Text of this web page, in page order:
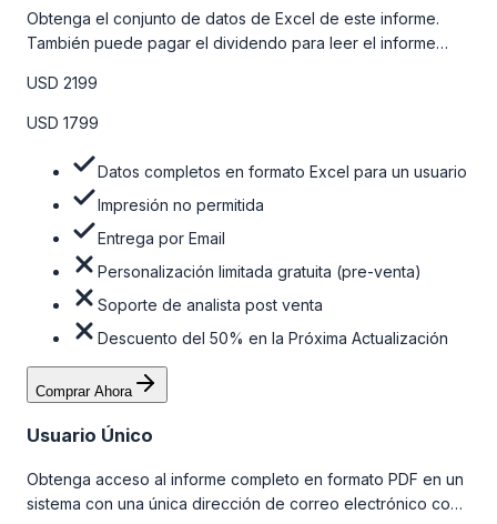
Obtenga el conjunto de datos de Excel de este informe.
También puede pagar el dividendo para leer el informe
la tabla de precios a continuación.
USD 2199
USD 1799
Datos completos en formato Excel para un usuario
Impresión no permitida
Entrega por Email
Personalización limitada gratuita (pre-venta)
Soporte de analista post venta
Descuento del 50% en la Próxima Actualización
Comprar Ahora
Usuario Único
Obtenga acceso al informe completo en formato PDF en un
sistema con una única dirección de correo electrónico con